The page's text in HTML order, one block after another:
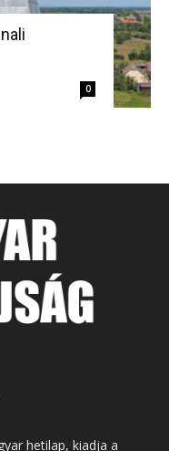
0
hetilap, kiadja a